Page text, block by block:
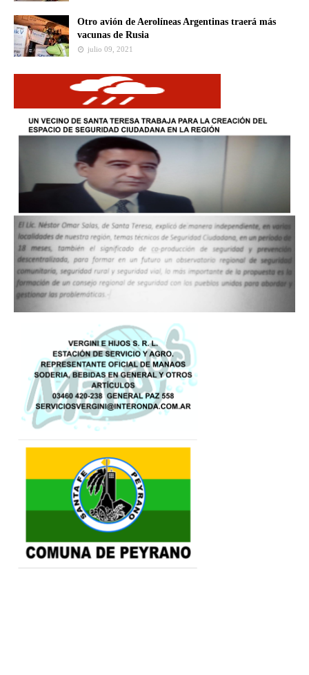
Otro avión de Aerolíneas Argentinas traerá más
vacunas de Rusia
julio 09, 2021